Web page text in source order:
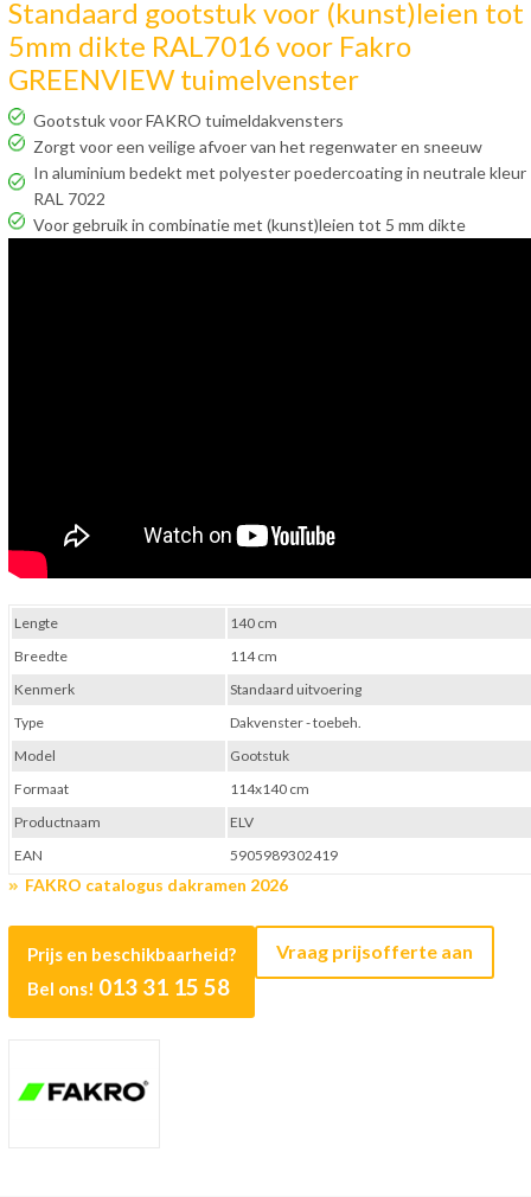
Standaard gootstuk voor (kunst)leien tot
5mm dikte RAL7016 voor Fakro
GREENVIEW tuimelvenster
Gootstuk voor FAKRO tuimeldakvensters
Zorgt voor een veilige afvoer van het regenwater en sneeuw
In aluminium bedekt met polyester poedercoating in neutrale kleur
RAL 7022
Voor gebruik in combinatie met (kunst)leien tot 5 mm dikte
FAKRO catalogus dakramen 2026
Prijs en beschikbaarheid?
Bel ons! 013 31 15 58
Vraag prijsofferte aan
Lengte
140 cm
Breedte
114 cm
Kenmerk
Standaard uitvoering
Type
Dakvenster - toebeh.
Model
Gootstuk
Formaat
114x140 cm
Productnaam
ELV
EAN
5905989302419